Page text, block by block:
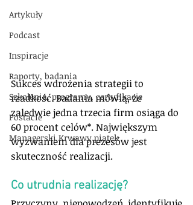
Artykuły
Podcast
Inspiracje
Raporty, badania
Szkolenia, programy, certyfikacje
Postacie
Managerski Krwawy piątek
Sukces wdrożenia strategii to
rzadkość. Badania mówią, że
zaledwie jedna trzecia firm osiąga do
60 procent celów*. Największym
wyzwaniem dla prezesów jest
skuteczność realizacji.
Co utrudnia realizację?